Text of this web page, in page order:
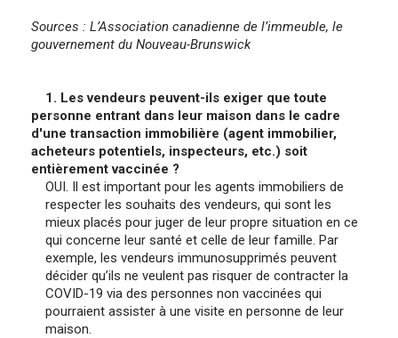
Sources : L’Association canadienne de l’immeuble, le
gouvernement du Nouveau-Brunswick
1. Les vendeurs peuvent-ils exiger que toute
personne entrant dans leur maison dans le cadre
d'une transaction immobilière (agent immobilier,
acheteurs potentiels, inspecteurs, etc.) soit
entièrement vaccinée ?
OUI. Il est important pour les agents immobiliers de
respecter les souhaits des vendeurs, qui sont les
mieux placés pour juger de leur propre situation en ce
qui concerne leur santé et celle de leur famille. Par
exemple, les vendeurs immunosupprimés peuvent
décider qu’ils ne veulent pas risquer de contracter la
COVID-19 via des personnes non vaccinées qui
pourraient assister à une visite en personne de leur
maison.